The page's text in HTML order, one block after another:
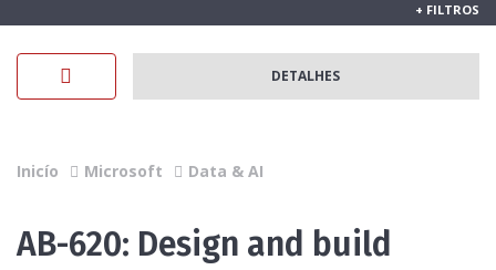
+ FILTROS
DETALHES
Inicío Microsoft Data & AI
AB-620: Design and build